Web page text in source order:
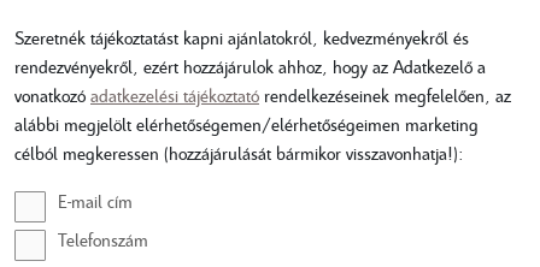
Szeretnék tájékoztatást kapni ajánlatokról, kedvezményekről és
rendezvényekről, ezért hozzájárulok ahhoz, hogy az Adatkezelő a
vonatkozó adatkezelési tájékoztató rendelkezéseinek megfelelően, az
alábbi megjelölt elérhetőségemen/elérhetőségeimen marketing
célból megkeressen (hozzájárulását bármikor visszavonhatja!):
E-mail cím
Telefonszám